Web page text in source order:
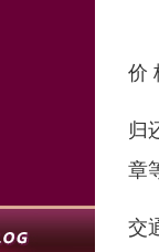
价
归
章
交